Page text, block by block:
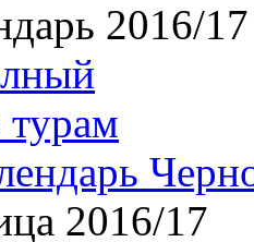
2016/17
2016/17